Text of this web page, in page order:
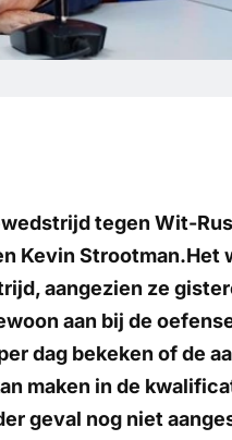
tegen Wit-
Kevin Strootman.Het
aangezien ze
aan bij de
dag bekeken of de
maken in de
geval nog niet